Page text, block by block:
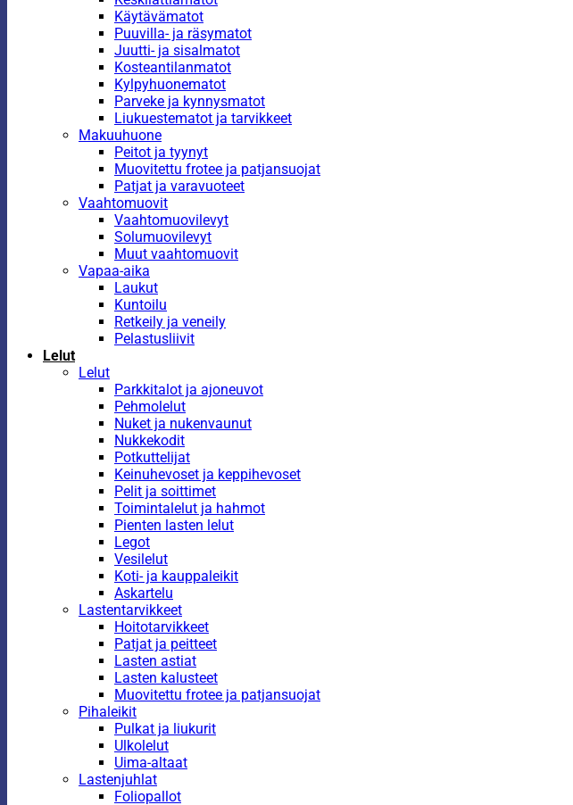
Käytävämatot
Puuvilla- ja räsymatot
Juutti- ja sisalmatot
Kosteantilanmatot
Kylpyhuonematot
Parveke ja kynnysmatot
Liukuestematot ja tarvikkeet
Makuuhuone
Peitot ja tyynyt
Muovitettu frotee ja patjansuojat
Patjat ja varavuoteet
Vaahtomuovit
Vaahtomuovilevyt
Solumuovilevyt
Muut vaahtomuovit
Vapaa-aika
Laukut
Kuntoilu
Retkeily ja veneily
Pelastusliivit
Lelut
Lelut
Parkkitalot ja ajoneuvot
Pehmolelut
Nuket ja nukenvaunut
Nukkekodit
Potkuttelijat
Keinuhevoset ja keppihevoset
Pelit ja soittimet
Toimintalelut ja hahmot
Pienten lasten lelut
Legot
Vesilelut
Koti- ja kauppaleikit
Askartelu
Lastentarvikkeet
Hoitotarvikkeet
Patjat ja peitteet
Lasten astiat
Lasten kalusteet
Muovitettu frotee ja patjansuojat
Pihaleikit
Pulkat ja liukurit
Ulkolelut
Uima-altaat
Lastenjuhlat
Foliopallot